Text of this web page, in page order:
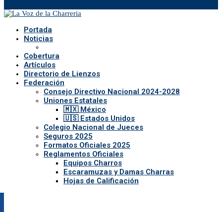
Portada
Noticias
Cobertura
Artículos
Directorio de Lienzos
Federación
Consejo Directivo Nacional 2024-2028
Uniones Estatales
🇲🇽 México
🇺🇸 Estados Unidos
Colegio Nacional de Jueces
Seguros 2025
Formatos Oficiales 2025
Reglamentos Oficiales
Equipos Charros
Escaramuzas y Damas Charras
Hojas de Calificación